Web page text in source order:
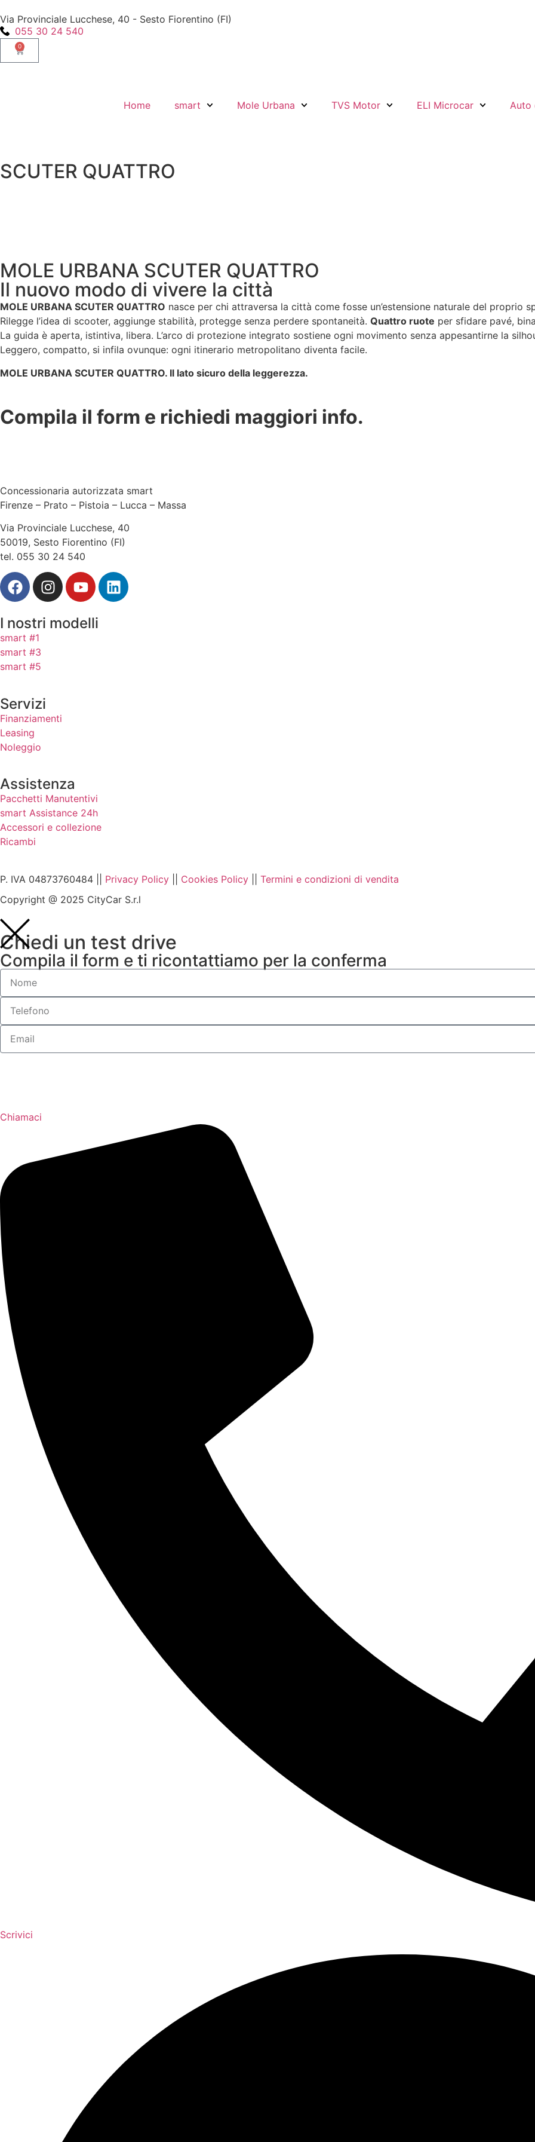
Via Provinciale Lucchese, 40 - Sesto Fiorentino (FI)
055 30 24 540
0
Home smart Mole Urbana TVS Motor ELI Microcar Auto
SCUTER QUATTRO
MOLE URBANA SCUTER QUATTRO
Il nuovo modo di vivere la città
MOLE URBANA SCUTER QUATTRO nasce per chi attraversa la città come fosse un’estensione naturale del proprio
Rilegge l’idea di scooter, aggiunge stabilità, protegge senza perdere spontaneità. Quattro ruote per sfidare pavé,
La guida è aperta, istintiva, libera. L’arco di protezione integrato sostiene ogni movimento senza appesantirne la
Leggero, compatto, si infila ovunque: ogni itinerario metropolitano diventa facile.
MOLE URBANA SCUTER QUATTRO. Il lato sicuro della leggerezza.
Compila il form e richiedi maggiori info.
Concessionaria autorizzata smart
Firenze – Prato – Pistoia – Lucca – Massa
Via Provinciale Lucchese, 40
50019, Sesto Fiorentino (FI)
tel. 055 30 24 540
I nostri modelli
smart #1
smart #3
smart #5
Servizi
Finanziamenti
Leasing
Noleggio
Assistenza
Pacchetti Manutentivi
smart Assistance 24h
Accessori e collezione
Ricambi
P. IVA 04873760484 || Privacy Policy Cookies Policy
Termini e condizioni di vendita
Copyright @ 2025 CityCar S.r.l
Chiedi un test drive
Compila il form e ti ricontattiamo per la conferma
Chiamaci
Scrivici